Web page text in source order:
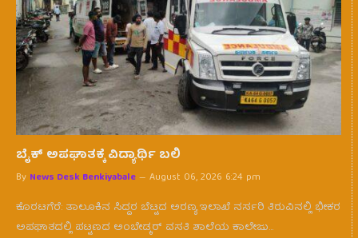
ಬೈಕ್ ಅಪಘಾತಕ್ಕೆ ವಿದ್ಯಾರ್ಥಿ ಬಲಿ
By News Desk Benkiyabale August 06, 2026 6:24 pm
ಕೊರಟಗೆರೆ: ತಾಲೂಕಿನ ಸಿದ್ದರ ಬೆಟ್ಟದ ಅರಣ್ಯ ಇಲಾಖೆ ನರ್ಸರಿ ತಿರುವಿನಲ್ಲಿ ಭೀಕರ
ಅಪಘಾತದಲ್ಲಿ ಪಟ್ಟಣದ ಅಂಬೇಡ್ಕರ್ ವಸತಿ ಶಾಲೆಯ ಕಾಲೇಜು…